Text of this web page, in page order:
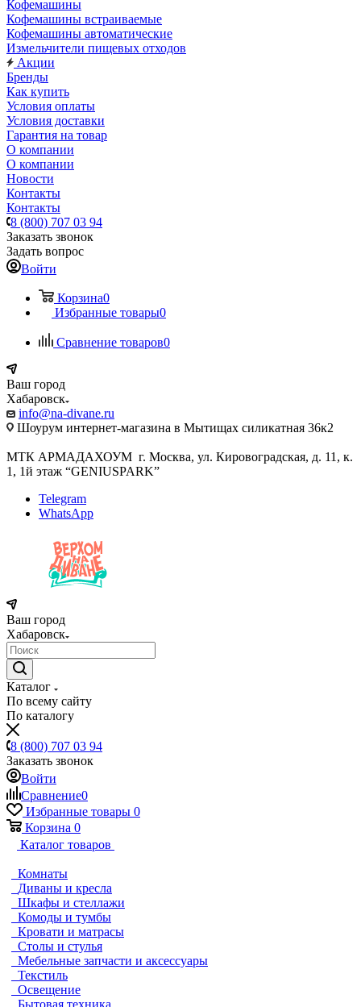
Кофемашины
Кофемашины встраиваемые
Кофемашины автоматические
Измельчители пищевых отходов
Акции
Бренды
Как купить
Условия оплаты
Условия доставки
Гарантия на товар
О компании
О компании
Новости
Контакты
Контакты
8 (800) 707 03 94
Заказать звонок
Задать вопрос
Войти
Корзина0
Избранные товары0
Сравнение товаров0
Ваш город
Хабаровск
info@na-divane.ru
Шоурум интернет-магазина в Мытищах силикатная 36к2
МТК АРМАДАХОУМ г. Москва, ул. Кировоградская, д. 11, к.
1, 1й этаж “GENIUSPARK”
Telegram
WhatsApp
Ваш город
Хабаровск
Каталог
По всему сайту
По каталогу
8 (800) 707 03 94
Заказать звонок
Войти
Сравнение0
Избранные товары 0
Корзина 0
Каталог товаров
Комнаты
Диваны и кресла
Шкафы и стеллажи
Комоды и тумбы
Кровати и матрасы
Столы и стулья
Мебельные запчасти и аксессуары
Текстиль
Освещение
Бытовая техника